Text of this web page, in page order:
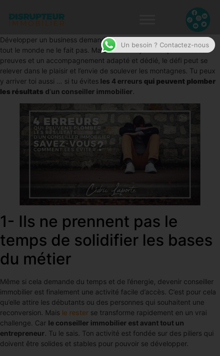
Développer un business demande des efforts, c’est pour cela que
tout le monde ne le fait pas. Mais avec un système qui a fait ses
preuves et un accompagnement adapté et dédié, le défi peut se
relever dans le plaisir et l’envie de soulever les montagnes. Tu peux
y arriver toi aussi … si tu évites les 4 erreurs qui peuvent plomber
les résultats d‘un conseiller immobilier
1- Ils ne prennent pas le
temps de solidifier les bases
du métier
Même si cela demande du temps et de l’énergie, devenir conseiller
immobilier est finalement une activité facile d’accès. C’est pour cela
qu’elle attire les débutants ou des personnes qui souhaitent une
reconversion. Mais le rester se transforme rapidement en un vrai
challenge. Car le conseiller immobilier est avant tout un
entrepreneur . Tu le sais. Ton activité est fondée sur des piliers qui
doivent être solides et stables pour pouvoir se développer.
Un besoin ? Contactez-nous